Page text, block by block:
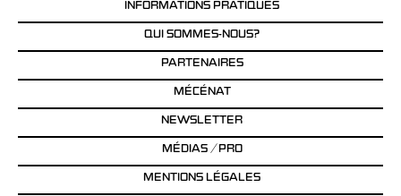
INFORMATIONS PRATIQUES
QUI SOMMES-NOUS?
PARTENAIRES
MÉCÉNAT
NEWSLETTER
MÉDIAS / PRO
MENTIONS LÉGALES